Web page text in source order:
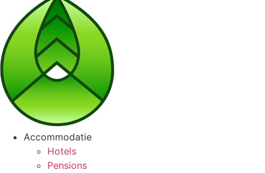
Accommodatie
Hotels
Pensions